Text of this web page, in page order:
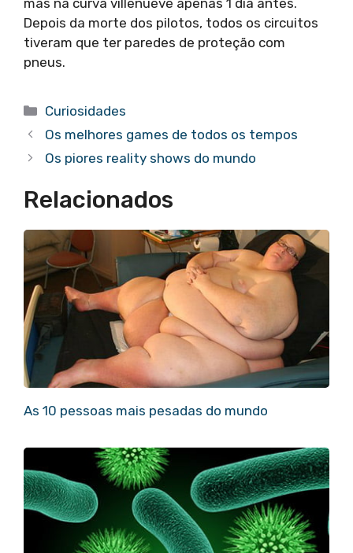
mas na curva villenueve apenas 1 dia antes.
Depois da morte dos pilotos, todos os circuitos
tiveram que ter paredes de proteção com
pneus.
Categorias
Curiosidades
Os melhores games de todos os tempos
Os piores reality shows do mundo
Relacionados
As 10 pessoas mais pesadas do mundo